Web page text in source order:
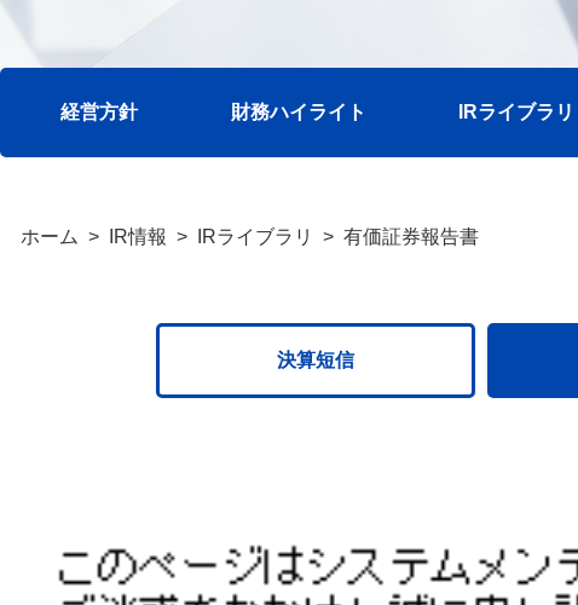
経営方針 財務ハイライト IRライブラリ
ホーム IR情報 IRライブラリ 有価証券報告書
決算短信